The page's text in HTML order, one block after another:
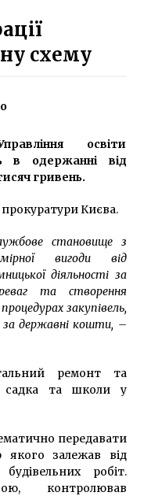
дітей в електронну
це ще раз
про створення
ще одна
найсильнішим в
схему
освіти
в одержанні від
гривень.
Києва.
становище з
вигоди від
діяльності за
та створення
закупівель,
за державні кошти, –
ремонт та
садка та школи у
передавати
якого залежав від
робіт.
контролював